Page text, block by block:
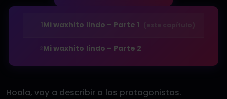
1Mi waxhito lindo – Parte 1 (este capítulo)
Mi waxhito lindo – Parte 2
Hoola, voy a describir a los protagonistas.